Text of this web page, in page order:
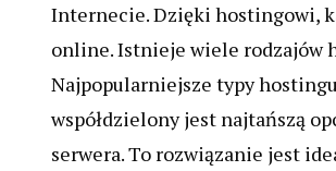
Internecie. Dzięki hostingowi,
online. Istnieje wiele rodzajów
Najpopularniejsze typy
współdzielony jest najtańszą
serwera. To rozwiązanie jest